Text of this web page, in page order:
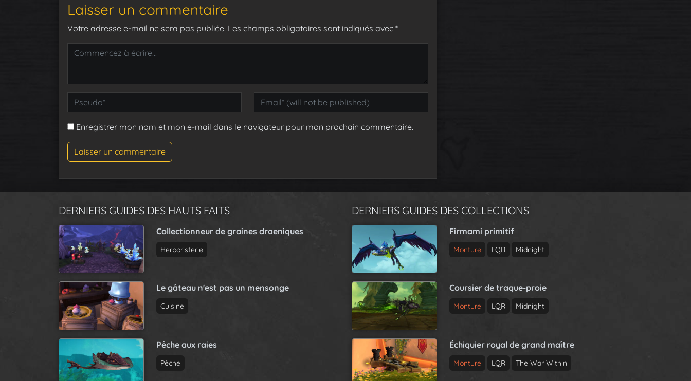
Laisser un commentaire
Votre adresse e-mail ne sera pas publiée. Les champs obligatoires sont indiqués avec *
Enregistrer mon nom et mon e-mail dans le navigateur pour mon prochain commentaire.
DERNIERS GUIDES DES HAUTS FAITS
Collectionneur de graines draeniques
Herboristerie
Le gâteau n'est pas un mensonge
Cuisine
Pêche aux raies
Pêche
DERNIERS GUIDES DES COLLECTIONS
Firmami primitif
Monture LQR Midnight
Coursier de traque-proie
Monture LQR Midnight
Échiquier royal de grand maître
Monture LQR The War Within